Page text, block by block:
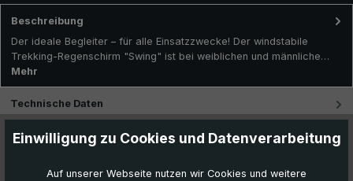
Beschreibung
Der ideale Begleiter – für alle Einsatzzwecke! Der windstabile
Trekking-Regenschirm "Swing" ist bei weiblichen und männliche…
Mehr
Technische Daten
Besonderheiten
Einwilligung zu Cookies und Datenverarbeitung
Auf unserer Webseite nutzen wir Cookies und weitere